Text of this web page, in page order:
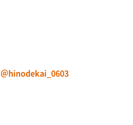
＠hinodekai_0603